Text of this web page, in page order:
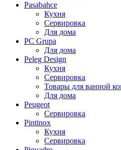
Pasabahce
Кухня
Сервировка
Для дома
PC Grupa
Для дома
Peleg Design
Кухня
Сервировка
Товары для ванной
Для дома
Peugeot
Сервировка
Pintinox
Кухня
Сервировка